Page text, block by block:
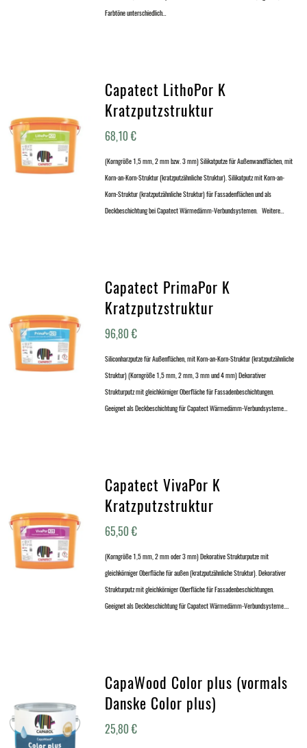
Farbtöne unterschiedlich…
Capatect LithoPor K
Kratzputzstruktur
68,10€
(Korngröße 1,5 mm, 2 mm bzw. 3 mm) Silikatputze für Außenwandflächen, mit
Korn-an-Korn-Struktur (kratzputzähnliche Struktur). Silikatputz mit Korn-an-
Korn-Struktur (kratzputzähnliche Struktur) für Fassadenflächen und als
Deckbeschichtung bei Capatect Wärmedämm-Verbundsystemen. Weitere…
Capatect PrimaPor K
Kratzputzstruktur
96,80€
Siliconharzputze für Außenflächen, mit Korn-an-Korn-Struktur (kratzputzähnliche
Struktur) (Korngröße 1,5 mm, 2 mm, 3 mm und 4 mm) Dekorativer
Strukturputz mit gleichkörniger Oberfläche für Fassadenbeschichtungen.
Geeignet als Deckbeschichtung für Capatect Wärmedämm-Verbundsysteme…
Capatect VivaPor K
Kratzputzstruktur
65,50€
(Korngröße 1,5 mm, 2 mm oder 3 mm) Dekorative Strukturputze mit
gleichkörniger Oberfläche für außen (kratzputzähnliche Struktur). Dekorativer
Strukturputz mit gleichkörniger Oberfläche für Fassadenbeschichtungen.
Geeignet als Deckbeschichtung für Capatect Wärmedämm-Verbundsysteme.…
CapaWood Color plus (vormals
Danske Color plus)
25,80€